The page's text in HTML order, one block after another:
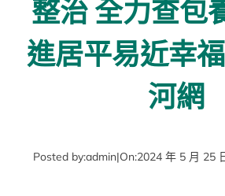
整治 全力查包
進居平易近幸
河網
Posted by:admin|On:2024 年 5 月 25